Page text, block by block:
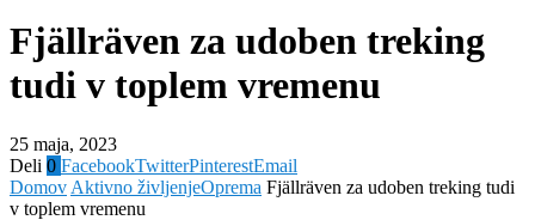
Fjällräven za udoben treking
tudi v toplem vremenu
25 maja, 2023
Deli 0 FacebookTwitterPinterestEmail
Domov Aktivno življenjeOprema Fjällräven za udoben treking tudi
v toplem vremenu